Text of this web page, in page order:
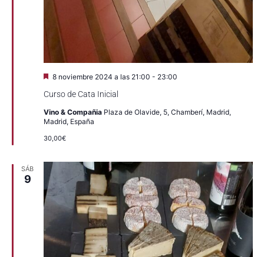
Curso de Cata Inicial
Destacado
8 noviembre 2024 a las 21:00 - 23:00
Vino & Compañia Plaza de Olavide, 5, Chamberí, Madrid,
Madrid, España
30,00€
SÁB
9